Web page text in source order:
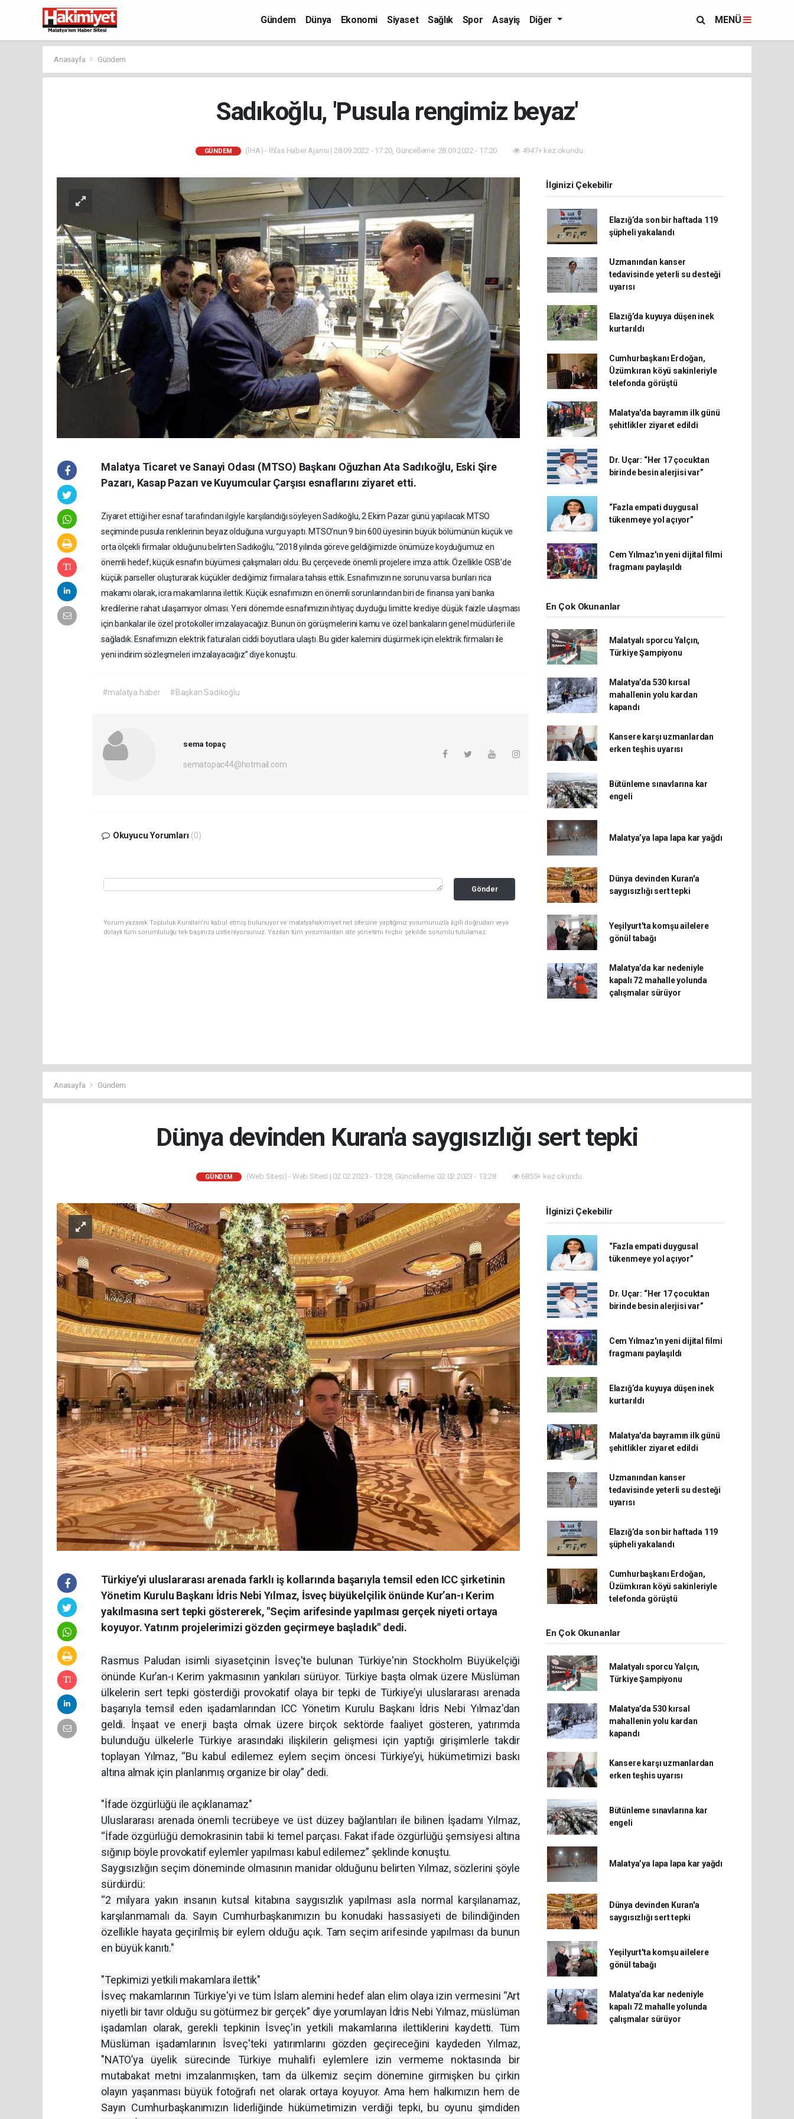
Gündem Dünya Ekonomi Siyaset Sağlık Spor Asayiş Diğer MENÜ
Anasayfa Gündem
Sadıkoğlu, 'Pusula rengimiz beyaz'
GÜNDEM (İHA) - İhlas Haber Ajansı | 28.09.2022 - 17:20, Güncelleme: 28.09.2022 - 17:20 4947+ kez okundu.
Malatya Ticaret ve Sanayi Odası (MTSO) Başkanı Oğuzhan Ata Sadıkoğlu, Eski Şire
Pazarı, Kasap Pazarı ve Kuyumcular Çarşısı esnaflarını ziyaret etti.
Ziyaret ettiği her esnaf tarafından ilgiyle karşılandığı söyleyen Sadıkoğlu, 2 Ekim Pazar günü yapılacak MTSO
seçiminde pusula renklerinin beyaz olduğuna vurgu yaptı. MTSO’nun 9 bin 600 üyesinin büyük bölümünün küçük ve
orta ölçekli firmalar olduğunu belirten Sadıkoğlu, “2018 yılında göreve geldiğimizde önümüze koyduğumuz en
önemli hedef, küçük esnafın büyümesi çalışmaları oldu. Bu çerçevede önemli projelere imza attık. Özellikle OSB’de
küçük parseller oluşturarak küçükler dediğimiz firmalara tahsis ettik. Esnafımızın ne sorunu varsa bunları rica
makamı olarak, icra makamlarına ilettik. Küçük esnafımızın en önemli sorunlarından biri de finansa yani banka
kredilerine rahat ulaşamıyor olması. Yeni dönemde esnafımızın ihtiyaç duyduğu limitte krediye düşük faizle ulaşması
için bankalar ile özel protokoller imzalayacağız. Bunun ön görüşmelerini kamu ve özel bankaların genel müdürleri ile
sağladık. Esnafımızın elektrik faturaları ciddi boyutlara ulaştı. Bu gider kalemini düşürmek için elektrik firmaları ile
yeni indirim sözleşmeleri imzalayacağız” diye konuştu.
#malatya haber #Başkan Sadıkoğlu
sema topaç
sematopac44@hotmail.com
Okuyucu Yorumları (0)
Gönder
Yorum yazarak Topluluk Kuralları’nı kabul etmiş bulunuyor ve malatyahakimiyet.net sitesine yaptığınız yorumunuzla ilgili doğrudan veya
dolaylı tüm sorumluluğu tek başınıza üstleniyorsunuz. Yazılan tüm yorumlardan site yönetimi hiçbir şekilde sorumlu tutulamaz.
İlginizi Çekebilir
Elazığ’da son bir haftada 119
şüpheli yakalandı
Uzmanından kanser
tedavisinde yeterli su desteği
uyarısı
Elazığ’da kuyuya düşen inek
kurtarıldı
Cumhurbaşkanı Erdoğan,
Üzümkıran köyü sakinleriyle
telefonda görüştü
Malatya'da bayramın ilk günü
şehitlikler ziyaret edildi
Dr. Uçar: “Her 17 çocuktan
birinde besin alerjisi var”
“Fazla empati duygusal
tükenmeye yol açıyor”
Cem Yılmaz'ın yeni dijital filmi
fragmanı paylaşıldı
En Çok Okunanlar
Malatyalı sporcu Yalçın,
Türkiye Şampiyonu
Malatya’da 530 kırsal
mahallenin yolu kardan
kapandı
Kansere karşı uzmanlardan
erken teşhis uyarısı
Bütünleme sınavlarına kar
engeli
Malatya’ya lapa lapa kar yağdı
Dünya devinden Kuran'a
saygısızlığı sert tepki
Yeşilyurt'ta komşu ailelere
gönül tabağı
Malatya’da kar nedeniyle
kapalı 72 mahalle yolunda
çalışmalar sürüyor
Anasayfa Gündem
Dünya devinden Kuran'a saygısızlığı sert tepki
GÜNDEM (Web Sitesi) - Web Sitesi | 02.02.2023 - 13:28, Güncelleme: 02.02.2023 - 13:28 6855+ kez okundu.
Türkiye’yi uluslararası arenada farklı iş kollarında başarıyla temsil eden ICC şirketinin
Yönetim Kurulu Başkanı İdris Nebi Yılmaz, İsveç büyükelçilik önünde Kur’an-ı Kerim
yakılmasına sert tepki göstererek, "Seçim arifesinde yapılması gerçek niyeti ortaya
koyuyor. Yatırım projelerimizi gözden geçirmeye başladık" dedi.
Rasmus Paludan isimli siyasetçinin İsveç'te bulunan Türkiye'nin Stockholm Büyükelçiği
önünde Kur’an-ı Kerim yakmasının yankıları sürüyor. Türkiye başta olmak üzere Müslüman
ülkelerin sert tepki gösterdiği provokatif olaya bir tepki de Türkiye’yi uluslararası arenada
başarıyla temsil eden işadamlarından ICC Yönetim Kurulu Başkanı İdris Nebi Yılmaz'dan
geldi. İnşaat ve enerji başta olmak üzere birçok sektörde faaliyet gösteren, yatırımda
bulunduğu ülkelerle Türkiye arasındaki ilişkilerin gelişmesi için yaptığı girişimlerle takdir
toplayan Yılmaz, “Bu kabul edilemez eylem seçim öncesi Türkiye’yi, hükümetimizi baskı
altına almak için planlanmış organize bir olay” dedi.
"İfade özgürlüğü ile açıklanamaz"
Uluslararası arenada önemli tecrübeye ve üst düzey bağlantıları ile bilinen İşadamı Yılmaz,
“İfade özgürlüğü demokrasinin tabii ki temel parçası. Fakat ifade özgürlüğü şemsiyesi altına
sığınıp böyle provokatif eylemler yapılması kabul edilemez” şeklinde konuştu.
Saygısızlığın seçim döneminde olmasının manidar olduğunu belirten Yılmaz, sözlerini şöyle
sürdürdü:
“2 milyara yakın insanın kutsal kitabına saygısızlık yapılması asla normal karşılanamaz,
karşılanmamalı da. Sayın Cumhurbaşkanımızın bu konudaki hassasiyeti de bilindiğinden
özellikle hayata geçirilmiş bir eylem olduğu açık. Tam seçim arifesinde yapılması da bunun
en büyük kanıtı."
"Tepkimizi yetkili makamlara ilettik"
İsveç makamlarının Türkiye'yi ve tüm İslam alemini hedef alan elim olaya izin vermesini “Art
niyetli bir tavır olduğu su götürmez bir gerçek” diye yorumlayan İdris Nebi Yılmaz, müslüman
işadamları olarak, gerekli tepkinin İsveç'in yetkili makamlarına ilettiklerini kaydetti. Tüm
Müslüman işadamlarının İsveç'teki yatırımlarını gözden geçireceğini kaydeden Yılmaz,
"NATO’ya üyelik sürecinde Türkiye muhalifi eylemlere izin vermeme noktasında bir
mutabakat metni imzalanmışken, tam da ülkemiz seçim dönemine girmişken bu çirkin
olayın yaşanması büyük fotoğrafı net olarak ortaya koyuyor. Ama hem halkımızın hem de
Sayın Cumhurbaşkanımızın liderliğinde hükümetimizin verdiği tepki, bu oyunu şimdiden
İlginizi Çekebilir
“Fazla empati duygusal
tükenmeye yol açıyor”
Dr. Uçar: “Her 17 çocuktan
birinde besin alerjisi var”
Cem Yılmaz'ın yeni dijital filmi
fragmanı paylaşıldı
Elazığ’da kuyuya düşen inek
kurtarıldı
Malatya'da bayramın ilk günü
şehitlikler ziyaret edildi
Uzmanından kanser
tedavisinde yeterli su desteği
uyarısı
Elazığ’da son bir haftada 119
şüpheli yakalandı
Cumhurbaşkanı Erdoğan,
Üzümkıran köyü sakinleriyle
telefonda görüştü
En Çok Okunanlar
Malatyalı sporcu Yalçın,
Türkiye Şampiyonu
Malatya’da 530 kırsal
mahallenin yolu kardan
kapandı
Kansere karşı uzmanlardan
erken teşhis uyarısı
Bütünleme sınavlarına kar
engeli
Malatya’ya lapa lapa kar yağdı
Dünya devinden Kuran'a
saygısızlığı sert tepki
Yeşilyurt'ta komşu ailelere
gönül tabağı
Malatya’da kar nedeniyle
kapalı 72 mahalle yolunda
çalışmalar sürüyor